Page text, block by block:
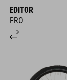
EDITOR
PRO